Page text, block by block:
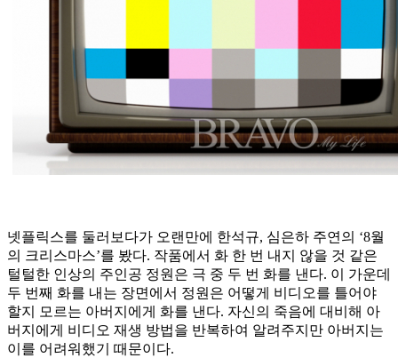
넷플릭스를 둘러보다가 오랜만에 한석규, 심은하 주연의 ‘8월
의 크리스마스’를 봤다. 작품에서 화 한 번 내지 않을 것 같은
털털한 인상의 주인공 정원은 극 중 두 번 화를 낸다. 이 가운데
두 번째 화를 내는 장면에서 정원은 어떻게 비디오를 틀어야
할지 모르는 아버지에게 화를 낸다. 자신의 죽음에 대비해 아
버지에게 비디오 재생 방법을 반복하여 알려주지만 아버지는
이를 어려워했기 때문이다.